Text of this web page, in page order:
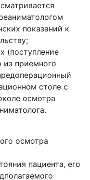
показаний к
(поступление
из приемного
столе с
осмотра
осмотра
пациента, его